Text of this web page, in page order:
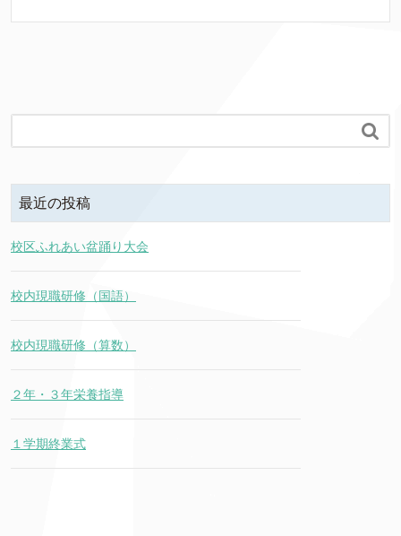

最近の投稿
校区ふれあい盆踊り大会
校内現職研修（国語）
校内現職研修（算数）
２年・３年栄養指導
１学期終業式